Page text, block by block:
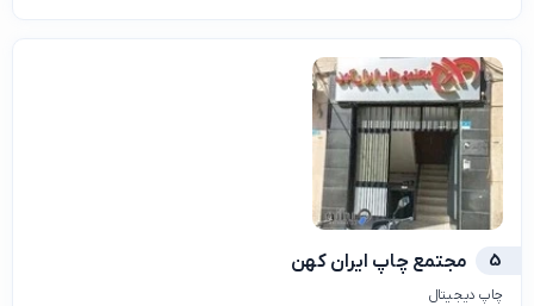
5 مجتمع چاپ ایران کهن
چاپ دیجیتال